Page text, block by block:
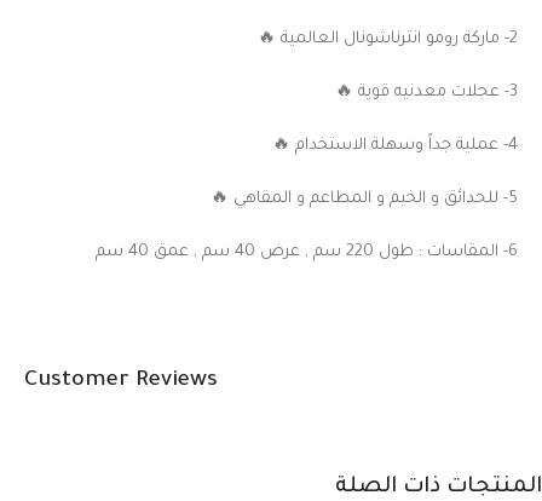
2- ماركة رومو انترناشونال العالمية 🔥
3- عجلات معدنيه قوية 🔥
4- عملية جداً وسهلة الاستخدام 🔥
5- للحدائق و الخيم و المطاعم و المقاهي 🔥
6- المقاسات : طول 220 سم , عرض 40 سم , عمق 40 سم
Customer Reviews
المنتجات ذات الصلة